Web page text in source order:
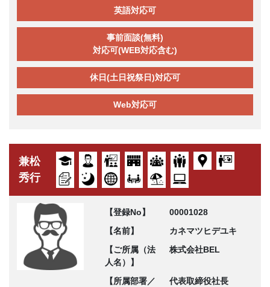
英語対応可
事前面談(無料)
対応可(WEB対応含む)
休日(土日祝祭日)対応可
Web対応可
兼松
秀行
【登録No】
00001028
【名前】
カネマツヒデユキ
【ご所属（法
人名）】
株式会社BEL
【所属部署／
代表取締役社長